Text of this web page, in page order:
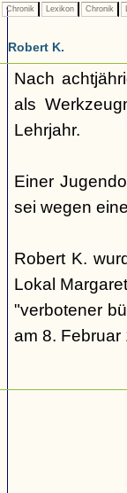
Chronik Lexikon Chronik
Robert K.
Nach
als
Lehrjahr.
Einer
sei wegen
Robert K.
Lokal
"verbotener
am 8. Februar